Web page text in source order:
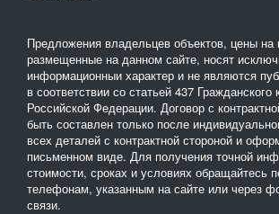
Предложения владельцев объектов, цены на
размещенные на данном сайте, носят
информационныи характер и не являются
в соответствии со статьей 437 Гражданского
Российской Федерации. Договор с
быть составлен только после
всех деталей с контрактной стороной и
письменном виде. Для получения точной
стоимости, сроках и условиях обращайтесь
телефонам, указанным на сайте или через
связи.